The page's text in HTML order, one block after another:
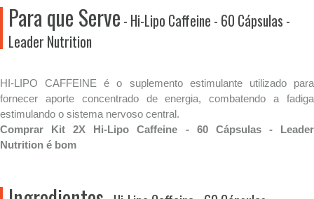
Para que Serve - Hi-Lipo Caffeine - 60 Cápsulas -
Leader Nutrition
HI-LIPO CAFFEINE é o suplemento estimulante utilizado para
fornecer aporte concentrado de energia, combatendo a fadiga
estimulando o sistema nervoso central.
Comprar Kit 2X Hi-Lipo Caffeine - 60 Cápsulas - Leader
Nutrition é bom